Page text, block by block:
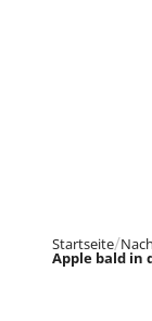
Startseite
Apple bald in